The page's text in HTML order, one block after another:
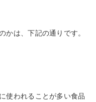
かは、下記の通りです。
使われることが多い食品